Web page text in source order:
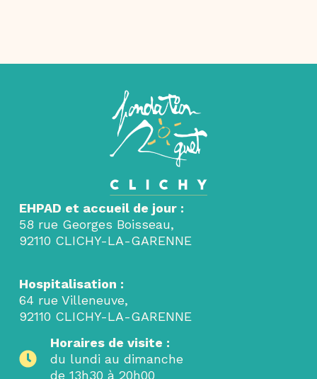
EHPAD et accueil de jour :
58 rue Georges Boisseau,
92110 CLICHY-LA-GARENNE
Hospitalisation :
64 rue Villeneuve,
92110 CLICHY-LA-GARENNE
Horaires de visite :
du lundi au dimanche
de 13h30 à 20h00